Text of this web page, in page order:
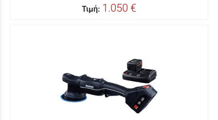
Τιμή: 1.050 €